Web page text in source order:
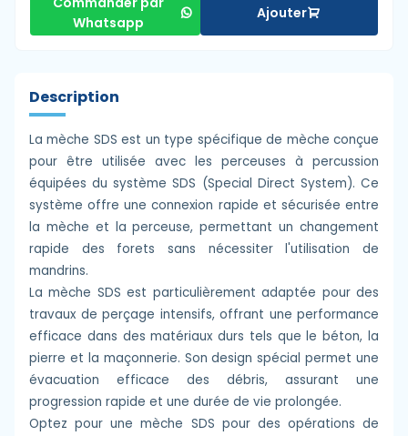
Whatsapp
Ajouter
Description
La mèche SDS est un type spécifique de mèche conçue
pour être utilisée avec les perceuses à percussion
équipées du système SDS (Special Direct System). Ce
système offre une connexion rapide et sécurisée entre
la mèche et la perceuse, permettant un changement
rapide des forets sans nécessiter l'utilisation de
mandrins.
La mèche SDS est particulièrement adaptée pour des
travaux de perçage intensifs, offrant une performance
efficace dans des matériaux durs tels que le béton, la
pierre et la maçonnerie. Son design spécial permet une
évacuation efficace des débris, assurant une
progression rapide et une durée de vie prolongée.
Optez pour une mèche SDS pour des opérations de